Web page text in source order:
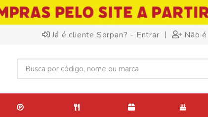
Já é cliente Sorpan? - Entrar | Não